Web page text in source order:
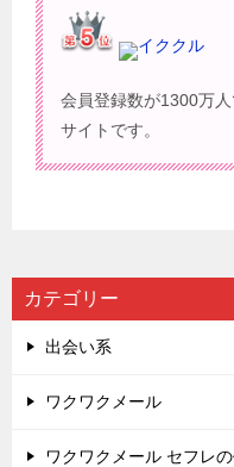
イククル
会員登録数が1300万
サイトです。
カテゴリー
出会い系
ワクワクメール
ワクワクメール セフレ